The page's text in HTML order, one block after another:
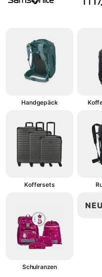
Handgepäck
Koffersets
Schulranzen